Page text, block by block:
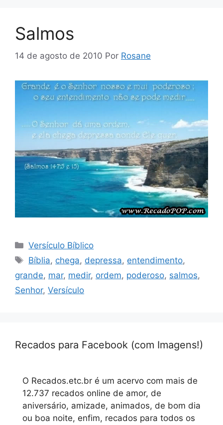
Salmos
14 de agosto de 2010 Por Rosane
Categorias
Versículo Bíblico
Tags
Bíblia, chega, depressa, entendimento,
grande, mar, medir, ordem, poderoso, salmos,
Senhor, Versículo
Recados para Facebook (com Imagens!)
O Recados.etc.br é um acervo com mais de
12.737 recados online de amor, de
aniversário, amizade, animados, de bom dia
ou boa noite, enfim, recados para todos os